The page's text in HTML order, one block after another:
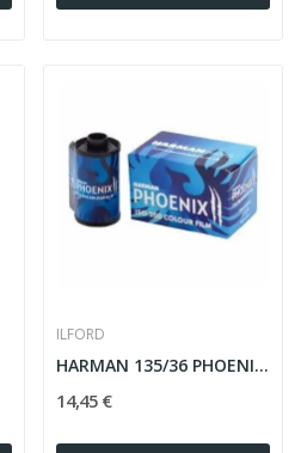
ILFORD
HARMAN 135/36 PHOENIX II 200 PELíCULA COLOR
14,45 €